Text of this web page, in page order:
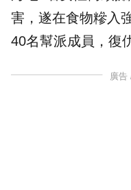
害 ，遂在食物糝入
40名幫派成員， 復
廣告